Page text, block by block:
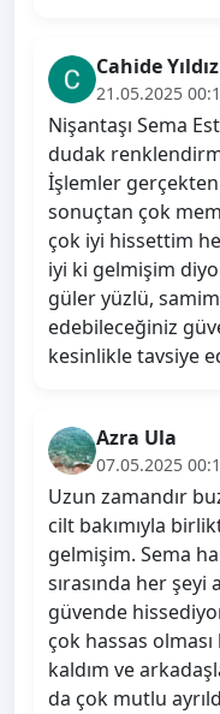
Cahide Yıldız
21.05.2025
Nişantaşı Sema
dudak
İşlemler
sonuçtan çok
çok iyi hissettim
iyi ki gelmişim
güler yüzlü,
edebileceğiniz
kesinlikle tavsiye
Azra Ula
07.05.2025
Uzun zamandır
cilt bakımıyla
gelmişim. Sema
sırasında her şeyi
güvende
çok hassas
kaldım ve
da çok mutlu